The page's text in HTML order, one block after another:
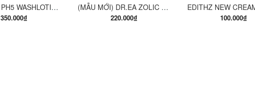
EUCERIN PH5 WASHLOTION 400ML. SỮA TẮM DẠNG GEL CHO DA NHẠY CẢM.
350.000₫
(MẪU MỚI) DR.EA ZOLIC BODY CLEANSING MILK 150ML. SỮA TẮM Y KHOA
220.000₫ 100.000₫